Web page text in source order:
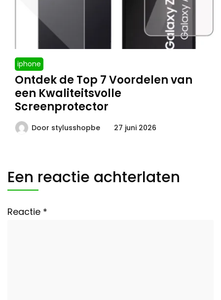
iphone
Ontdek de Top 7 Voordelen van
een Kwaliteitsvolle
Screenprotector
Door stylusshopbe 27 juni 2026
Een reactie achterlaten
Reactie *